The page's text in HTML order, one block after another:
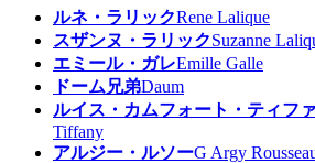
ルネ・ラリックRene Lalique
スザンヌ・ラリックSuzanne
エミール・ガレEmille Galle
ドーム兄弟Daum
ルイス・カムフォート・ティフ
Tiffany
アルジー・ルソーG Argy